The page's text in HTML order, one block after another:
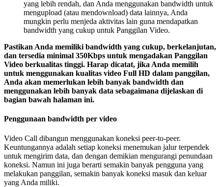
yang lebih rendah, dan Anda menggunakan bandwidth untuk
mengupload (atau mendownload) data lainnya, Anda
mungkin perlu menjeda aktivitas lain guna mendapatkan
bandwidth yang cukup untuk Panggilan Video.
Pastikan Anda memiliki bandwidth yang cukup, berkelanjutan,
dan tersedia minimal 350Kbps untuk mengadakan Panggilan
Video berkualitas tinggi. Harap dicatat, jika Anda memilih
untuk menggunakan kualitas video Full HD dalam panggilan,
Anda akan memerlukan lebih banyak bandwidth dan
menggunakan lebih banyak data sebagaimana dijelaskan di
bagian bawah halaman ini.
Penggunaan bandwidth per video
Video Call dibangun menggunakan koneksi peer-to-peer.
Keuntungannya adalah setiap koneksi menemukan jalur terpendek
untuk mengirim data, dan dengan demikian mengurangi penundaan
koneksi. Namun ini juga berarti semakin banyak pengguna yang
melakukan panggilan, semakin banyak koneksi masuk dan keluar
yang Anda miliki.